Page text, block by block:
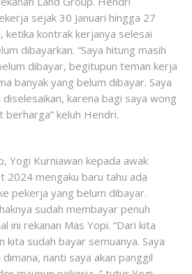
sejak 30 Januari hingga 27
ketika kontrak kerjanya selesai
dibayarkan. “Saya hitung masih
dibayar, begitupun teman kerja
banyak yang belum dibayar. Saya
karena bagi saya wong
berharga” keluh Hendri.
Yogi Kurniawan kepada awak
2024 mengaku baru tahu ada
pekerja yang belum dibayar.
sudah membayar penuh
ini rekanan Mas Yopi. “Dari kita
kita sudah bayar semuanya. Saya
nanti saya akan panggil